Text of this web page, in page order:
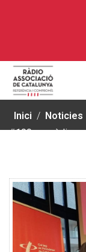
Inici / Noticies
#100anysràdio